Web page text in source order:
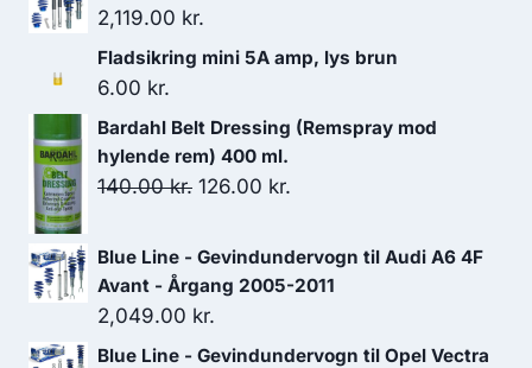
2,119.00 kr.
Fladsikring mini 5A amp, lys brun
6.00 kr.
Bardahl Belt Dressing (Remspray mod
hylende rem) 400 ml.
140.00kr. Den
pris
var:
140.00 kr..
126.00 kr.
pris
er:
Blue Line - Gevindundervogn til Audi A6 4F
Avant - Årgang 2005-2011
2,049.00 kr.
Blue Line - Gevindundervogn til Opel Vectra